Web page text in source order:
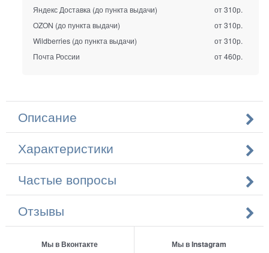
Яндекс Доставка (до пункта выдачи)
от 310р.
OZON (до пункта выдачи)
от 310р.
Wildberries (до пункта выдачи)
от 310р.
Почта России
от 460р.
Описание
Характеристики
Частые вопросы
Отзывы
Мы в Вконтакте Мы в Instagram